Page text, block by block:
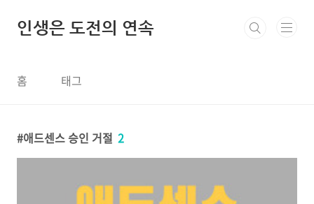
인생은 도전의 연속
홈 태그
애드센스 승인 거절 2